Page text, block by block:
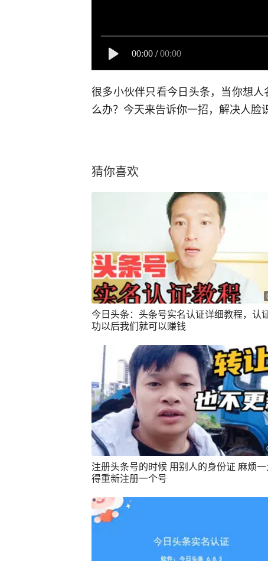
00:00 / 00:00
很多小伙伴只看今日头条，当你想
么办？今天来告诉你一招，解决人脸
猜你喜欢
今日头条：头条号实名认证详细教程，认
功以后我们就可以赚钱
注册头条号的时候 用别人的身份证 麻烦
得重新注册一个号